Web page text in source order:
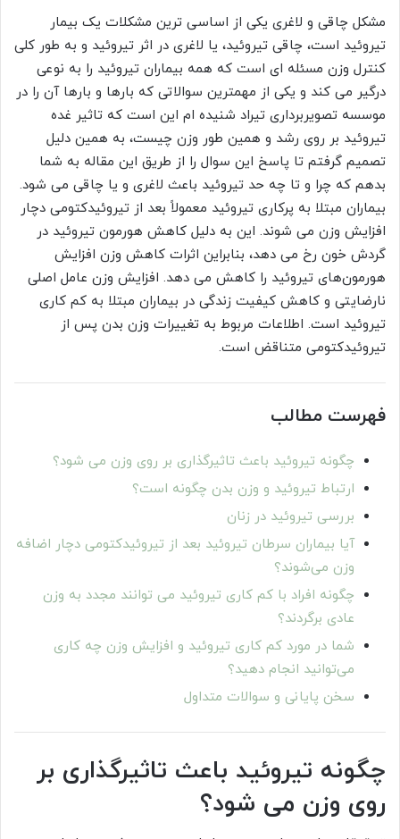
مشکل چاقی و لاغری یکی از اساسی ترین مشکلات یک بیمار
تیروئید است، چاقی تیروئید، یا لاغری در اثر تیروئید و به طور کلی
کنترل وزن مسئله ای است که همه بیماران تیروئید را به نوعی
درگیر می کند و یکی از مهمترین سوالاتی که بارها و بارها آن را در
موسسه تصویربرداری تیراد شنیده ام این است که تاثیر غده
تیروئید بر روی رشد و همین طور وزن چیست، به همین دلیل
تصمیم گرفتم تا پاسخ این سوال را از طریق این مقاله به شما
بدهم که چرا و تا چه حد تیروئید باعث لاغری و یا چاقی می شود.
بیماران مبتلا به پرکاری تیروئید معمولاً بعد از تیروئیدکتومی دچار
افزایش وزن می شوند. این به دلیل کاهش هورمون تیروئید در
گردش خون رخ می دهد، بنابراین اثرات کاهش وزن افزایش
هورمون‌های تیروئید را کاهش می دهد. افزایش وزن عامل اصلی
نارضایتی و کاهش کیفیت زندگی در بیماران مبتلا به کم کاری
تیروئید است. اطلاعات مربوط به تغییرات وزن بدن پس از
تیروئیدکتومی متناقض است.
فهرست مطالب
چگونه تیروئید باعث تاثیرگذاری بر روی وزن می شود؟
ارتباط تیروئید و وزن بدن چگونه است؟
بررسی تیروئید در زنان
آیا بیماران سرطان تیروئید بعد از تیروئیدکتومی دچار اضافه
وزن می‌شوند؟
چگونه افراد با کم کاری تیروئید می توانند مجدد به وزن
عادی برگردند؟
شما در مورد کم کاری تیروئید و افزایش وزن چه کاری
می‌توانید انجام دهید؟
سخن پایانی و سوالات متداول
چگونه تیروئید باعث تاثیرگذاری بر
روی وزن می شود؟